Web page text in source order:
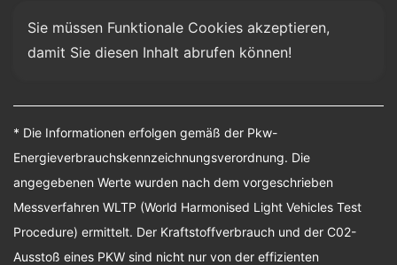
Sie müssen Funktionale Cookies akzeptieren,
damit Sie diesen Inhalt abrufen können!
* Die Informationen erfolgen gemäß der Pkw-
Energieverbrauchskennzeichnungsverordnung. Die
angegebenen Werte wurden nach dem vorgeschrieben
Messverfahren WLTP (World Harmonised Light Vehicles Test
Procedure) ermittelt. Der Kraftstoffverbrauch und der C02-
Ausstoß eines PKW sind nicht nur von der effizienten